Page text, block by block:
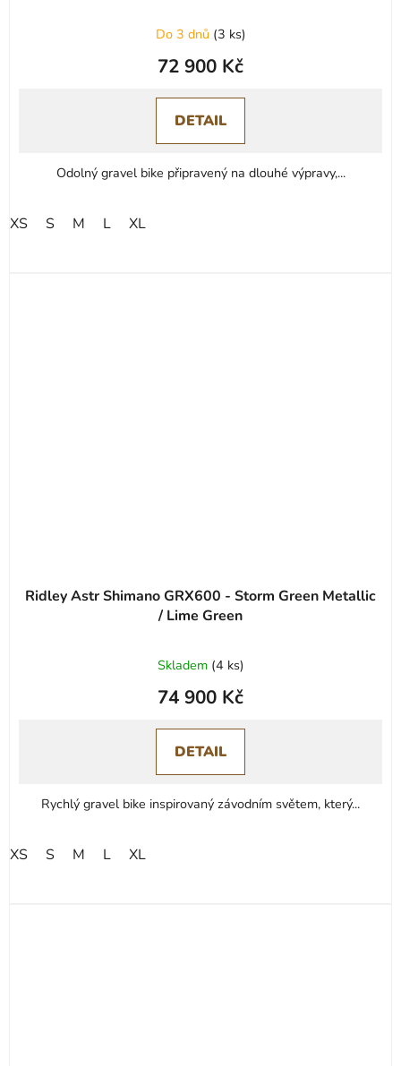
Do 3 dnů (3 ks)
72 900 Kč
DETAIL
Odolný gravel bike připravený na dlouhé výpravy,...
XS S M L XL
Ridley Astr Shimano GRX600 - Storm Green Metallic
/ Lime Green
Skladem (4 ks)
74 900 Kč
DETAIL
Rychlý gravel bike inspirovaný závodním světem, který...
XS S M L XL